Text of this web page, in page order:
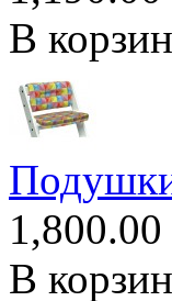
В
1,800.00
В